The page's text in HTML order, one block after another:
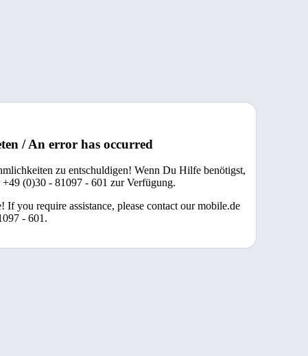
/ An error has occurred
zu entschuldigen! Wenn Du Hilfe benötigst,
(0)30 - 81097 - 601 zur Verfügung.
you require assistance, please contact our mobile.de
- 601.